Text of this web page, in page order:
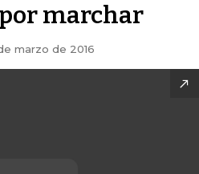
marchar
marzo de 2016